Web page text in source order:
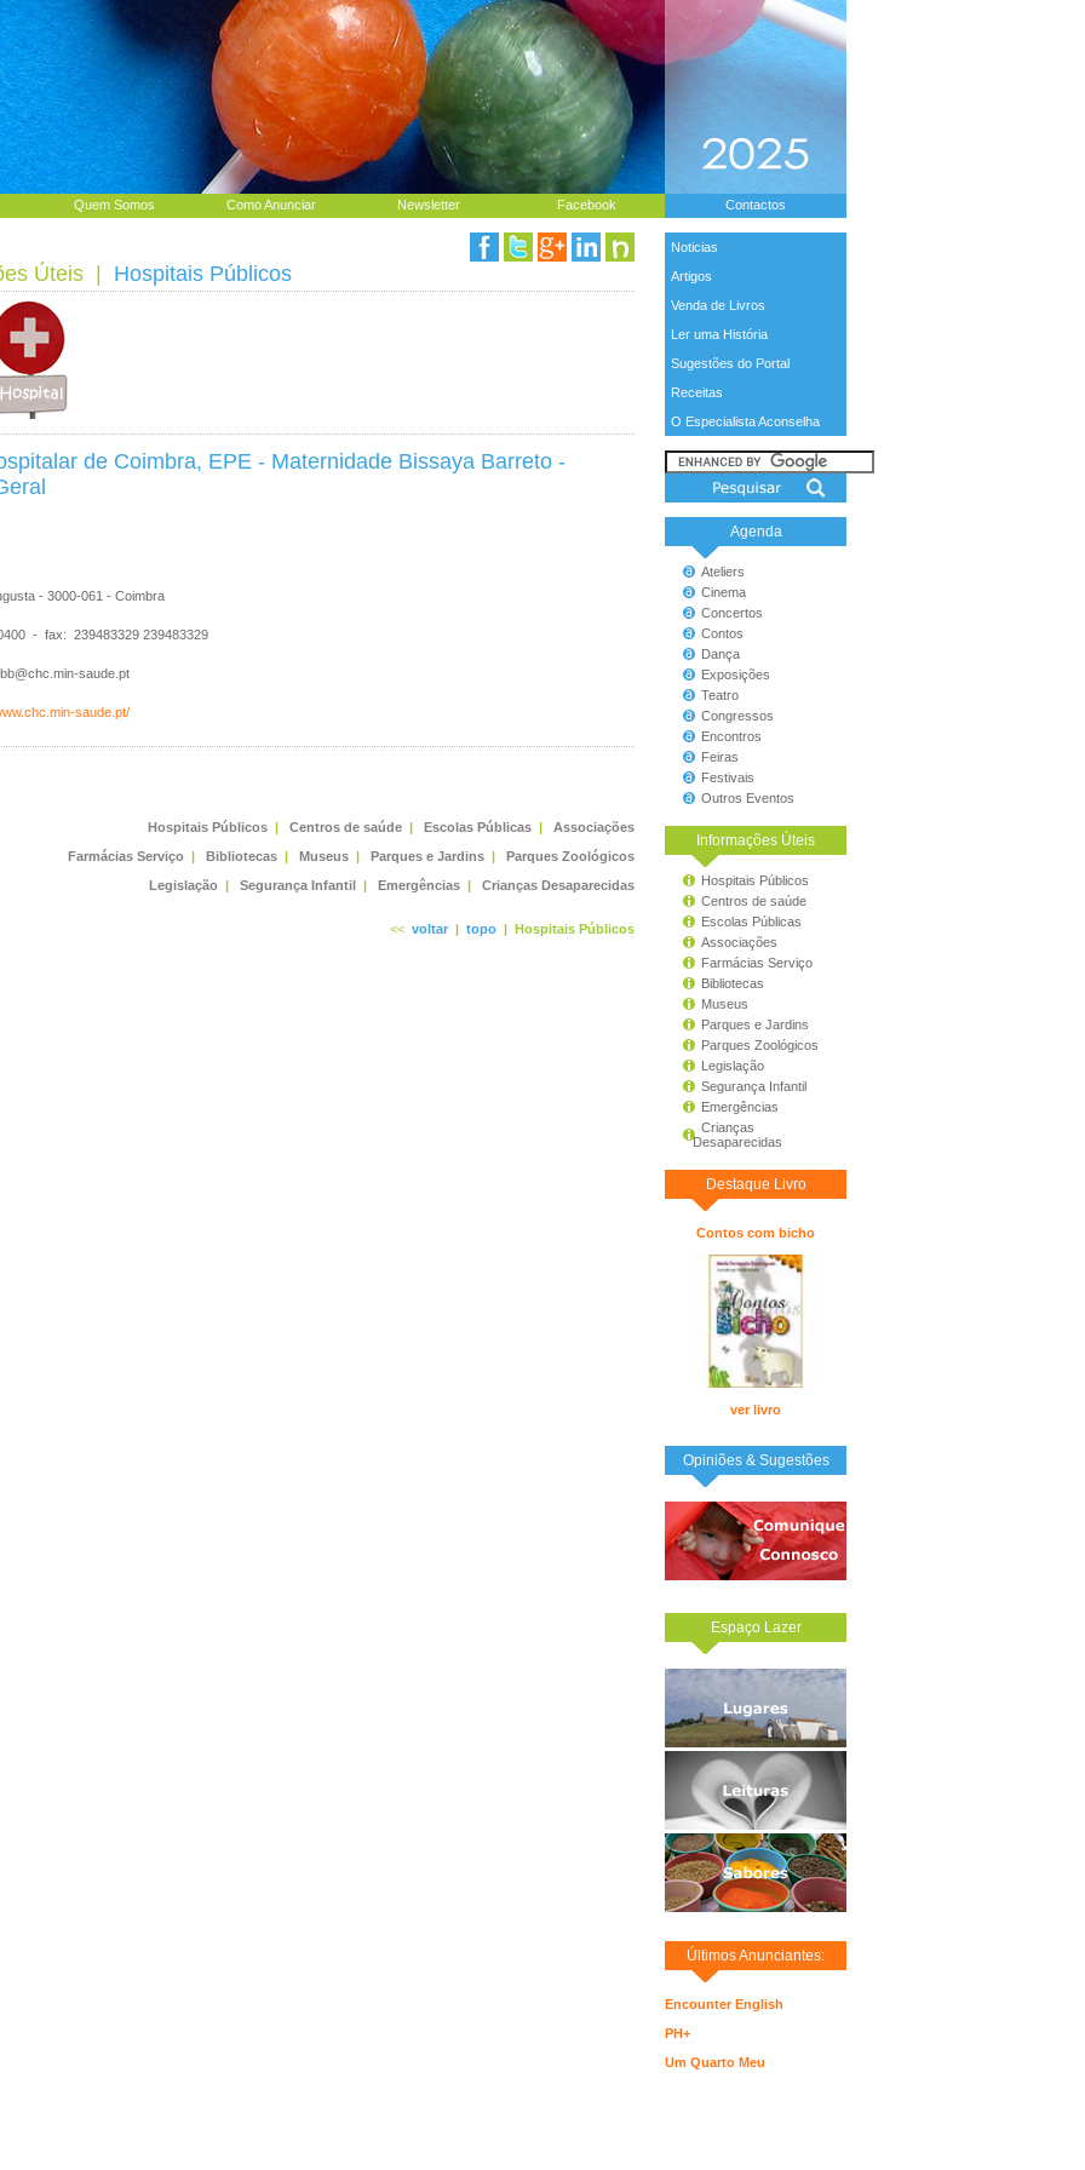
Quem Somos Como Anunciar Newsletter Facebook Contactos
Noticias
Artigos
Venda de Livros
Ler uma História
Sugestões do Portal
Receitas
O Especialista Aconselha
Agenda
Ateliers
Cinema
Concertos
Contos
Dança
Exposições
Teatro
Congressos
Encontros
Feiras
Festivais
Outros Eventos
Informações Úteis
Hospitais Públicos
Centros de saúde
Escolas Públicas
Associações
Farmácias Serviço
Bibliotecas
Museus
Parques e Jardins
Parques Zoológicos
Legislação
Segurança Infantil
Emergências
Crianças
Desaparecidas
Destaque Livro
Contos com bicho
ver livro
Opiniões & Sugestões
Espaço Lazer
Últimos Anunciantes:
Encounter English
PH+
Um Quarto Meu
Úteis Hospitais Públicos
de Coimbra, EPE - Maternidade Bissaya Barreto -
- 3000-061 - Coimbra
- fax: 239483329 239483329
saude.pt
saude.pt/
Hospitais Públicos | Centros de saúde | Escolas Públicas |
Associações
Farmácias Serviço | Bibliotecas | Museus | Parques e Jardins |
Parques Zoológicos
Legislação | Segurança Infantil | Emergências | Crianças Desaparecidas
<< voltar | topo | Hospitais Públicos